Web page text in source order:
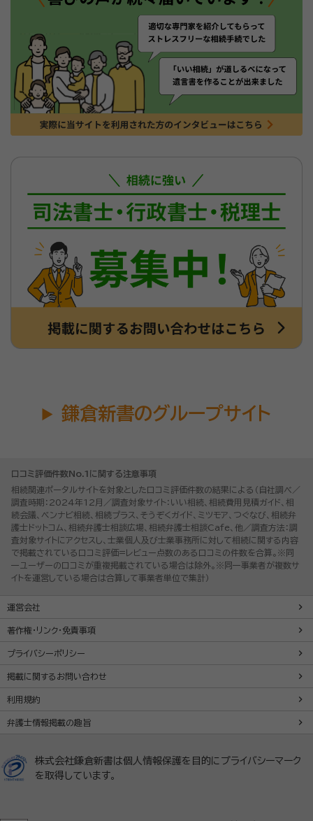
鎌倉新書のグループサイト
口コミ評価件数No.1に関する注意事項
相続関連ポータルサイトを対象とした口コミ評価件数の結果による（自社調べ／
調査時期：2024年12月／調査対象サイト：いい相続、相続費用見積ガイド、相
続会議、ベンナビ相続、相続プラス、そうぞくガイド、ミツモア、つぐなび、相続弁
護士ドットコム、相続弁護士相談広場、相続弁護士相談Cafe、他／調査方法：調
査対象サイトにアクセスし、士業個人及び士業事務所に対して相続に関する内容
で掲載されている口コミ評価=レビュー点数のある口コミの件数を合算。※同
一ユーザーの口コミが重複掲載されている場合は除外。※同一事業者が複数サ
イトを運営している場合は合算して事業者単位で集計）
運営会社
著作権・リンク・免責事項
プライバシーポリシー
掲載に関するお問い合わせ
利用規約
弁護士情報掲載の趣旨
株式会社鎌倉新書は個人情報保護を目的にプライバシーマーク
を取得しています。